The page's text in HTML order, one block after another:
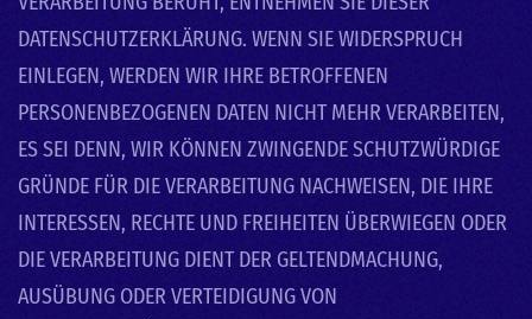
DATENSCHUTZERKLÄRUNG. WENN SIE WIDERSPRUCH
EINLEGEN, WERDEN WIR IHRE BETROFFENEN
PERSONENBEZOGENEN DATEN NICHT MEHR VERARBEITEN,
ES SEI DENN, WIR KÖNNEN ZWINGENDE SCHUTZWÜRDIGE
GRÜNDE FÜR DIE VERARBEITUNG NACHWEISEN, DIE IHRE
INTERESSEN, RECHTE UND FREIHEITEN ÜBERWIEGEN ODER
DIE VERARBEITUNG DIENT DER GELTENDMACHUNG,
AUSÜBUNG ODER VERTEIDIGUNG VON